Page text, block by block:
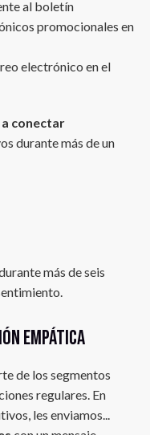
al boletín
promocionales en
electrónico en el
conectar
durante más de un
más de seis
empática
de los segmentos
regulares. En
les enviamos...